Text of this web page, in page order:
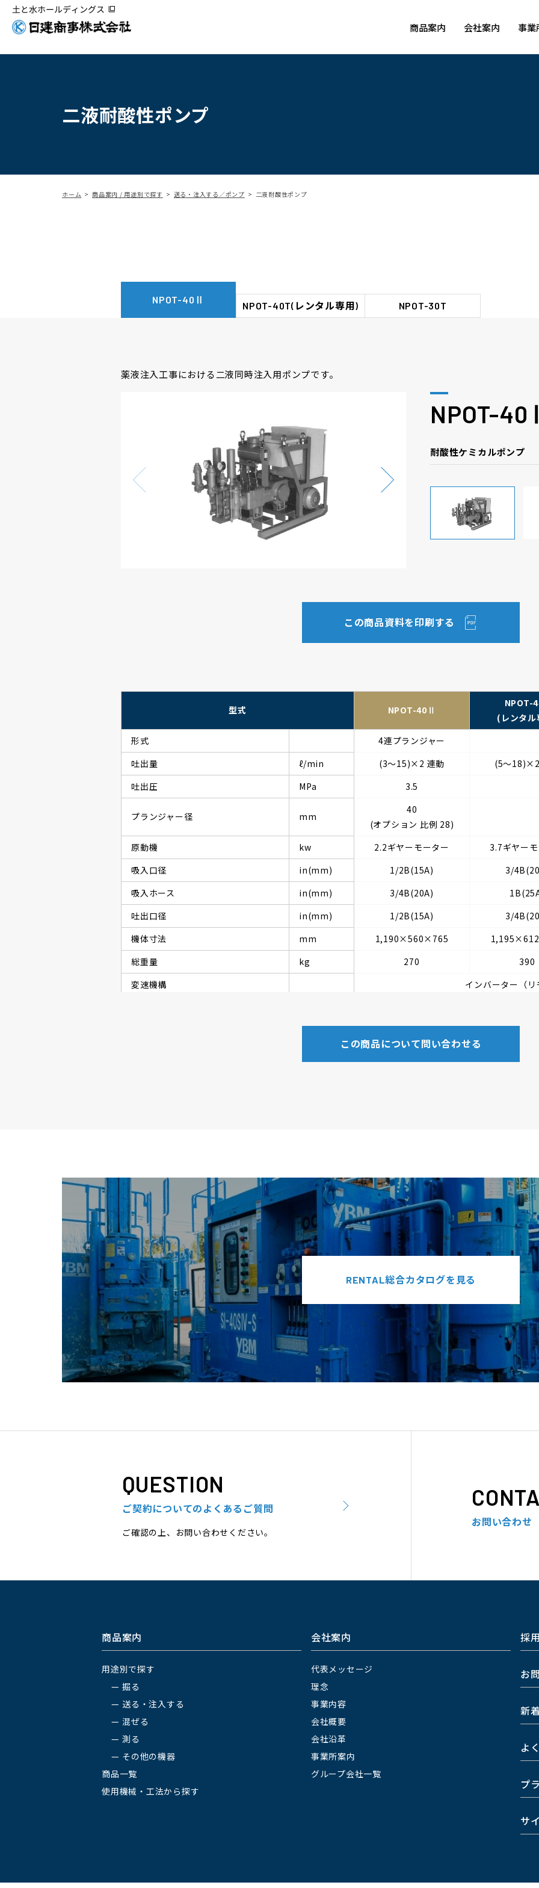
商品案内 会社案内 事業
二液耐酸性ポンプ
ホーム 商品案内 / 用途別で探す 送る・注入する／ポンプ 二液耐酸性ポンプ
NPOT-40Ⅱ
NPOT-40T(レンタル専用) NPOT-30T
薬液注入工事における二液同時注入用ポンプです。
NPOT-
耐酸性ケミカルポンプ
この商品資料を印刷する
型式 NPOT-40Ⅱ
NPOT-
(レンタル
形式
4連プランジャー
吐出量
ℓ/min (3～15)×2 連動
(5～
吐出圧
MPa 3.5
プランジャー径 mm
40
(オプション 比例 28)
原動機
kw 2.2ギヤーモーター
3.7ギヤー
吸入口径
in(mm) 1/2B(15A)
3/
吸入ホース
in(mm) 3/4B(20A)
吐出口径
in(mm) 1/2B(15A)
3/
機体寸法
mm 1,190×560×765
総重量
kg 270
390
変速機構
インバーター（
この商品について問い合わせる
RENTAL総合カタログを見る
QUESTION
ご契約についてのよくあるご質問
ご確認の上、お問い合わせください。
お問い合わせ
商品案内
用途別で探す
掘る
送る・注入する
混ぜる
測る
その他の機器
商品一覧
使用機械・工法から探す
会社案内
代表メッセージ
理念
事業内容
会社概要
会社沿革
事業所案内
グループ会社一覧
採
お
新
よ
プ
サ